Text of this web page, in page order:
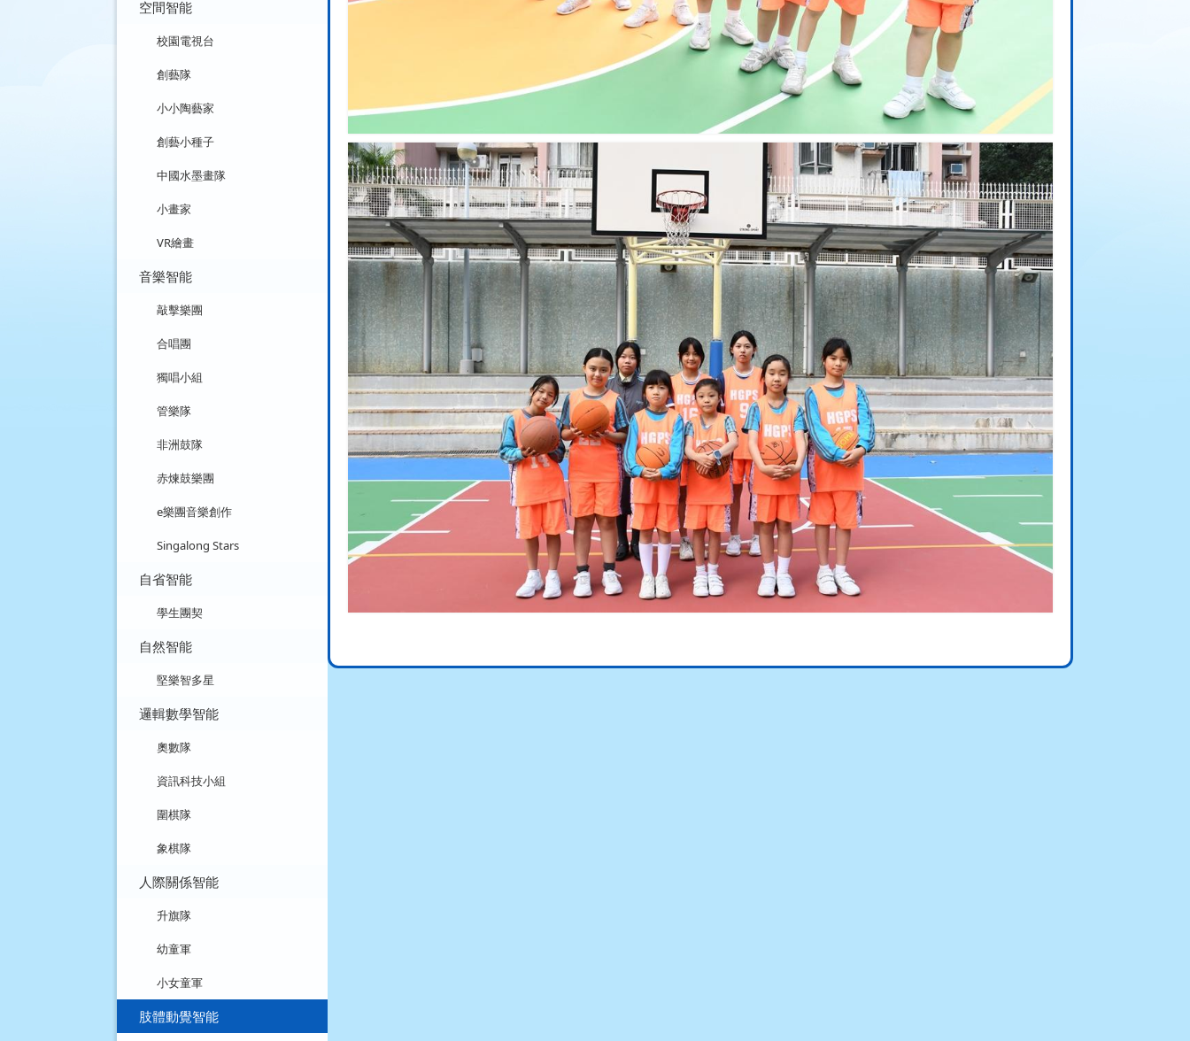
空間智能
校園電視台
創藝隊
小小陶藝家
創藝小種子
中國水墨畫隊
小畫家
VR繪畫
音樂智能
敲擊樂團
合唱團
獨唱小組
管樂隊
非洲鼓隊
赤煉鼓樂團
e樂團音樂創作
Singalong Stars
自省智能
學生團契
自然智能
堅樂智多星
邏輯數學智能
奧數隊
資訊科技小組
圍棋隊
象棋隊
人際關係智能
升旗隊
幼童軍
小女童軍
肢體動覺智能